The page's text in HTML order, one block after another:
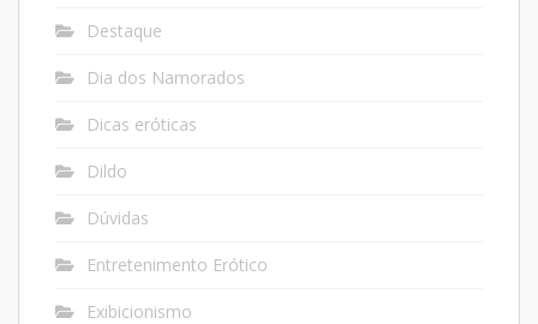
Destaque
Dia dos Namorados
Dicas eróticas
Dildo
Dúvidas
Entretenimento Erótico
Exibicionismo